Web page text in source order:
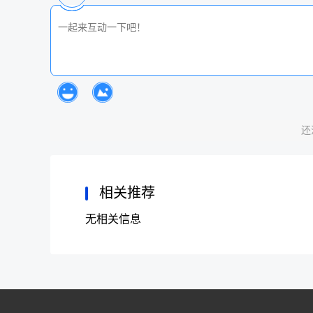
还
相关推荐
无相关信息